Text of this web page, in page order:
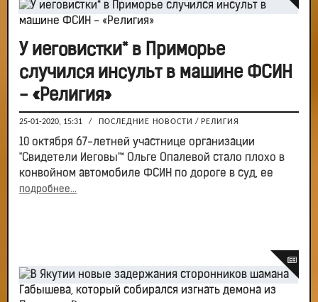
У иеговистки* в Приморье
случился инсульт в машине ФСИН
- «Религия»
25-01-2020, 15:31 / ПОСЛЕДНИЕ НОВОСТИ / РЕЛИГИЯ
10 октября 67-летней участнице организации
"Свидетели Иеговы"* Ольге Опалевой стало плохо в
конвойном автомобиле ФСИН по дороге в суд, ее
подробнее...